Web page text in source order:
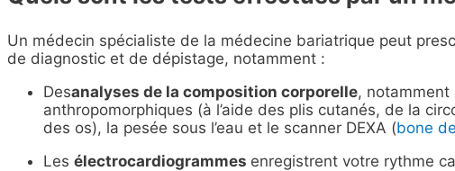
Un médecin spécialiste de la médecine bariatrique peut
de diagnostic et de dépistage, notamment :
Desanalyses de la composition corporelle, notamment
anthropomorphiques (à l’aide des plis cutanés, de la
des os), la pesée sous l’eau et le scanner DEXA (bone
Les électrocardiogrammes enregistrent votre rythme